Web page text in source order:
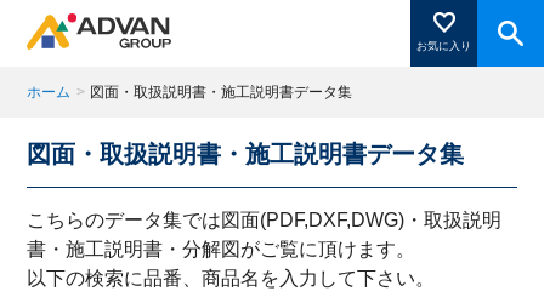
お気に入り
商品ページにある「お気に入り登録」を押すと登録した
商品がここに表示されます。
ホーム > 図面・取扱説明書・施工説明書データ集
図面・取扱説明書・施工説明書データ集
こちらのデータ集では図面(PDF,DXF,DWG)・取扱説明
書・施工説明書・分解図がご覧に頂けます。
以下の検索に品番、商品名を入力して下さい。